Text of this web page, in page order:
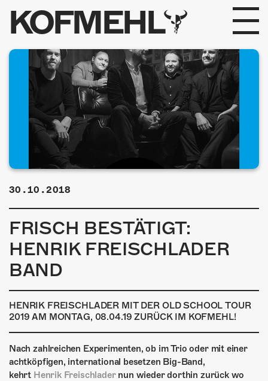
KOFMEHL
PROGRAMM
FABRIKGEFLÜSTER
GALERIE
FOTOGALERIE
INFOS
KONTAKT
ÜBER UNS
SHOP
MITMACHEN
30.10.2018
FRISCH BESTÄTIGT:
HENRIK FREISCHLADER
BAND
HENRIK FREISCHLADER MIT DER OLD SCHOOL TOUR
2019 AM MONTAG, 08.04.19 ZURÜCK IM KOFMEHL!
Nach zahlreichen Experimenten, ob im Trio oder mit einer
achtköpfigen, international besetzen Big-Band,
kehrt Henrik Freischladernun wieder dorthin zurück wo